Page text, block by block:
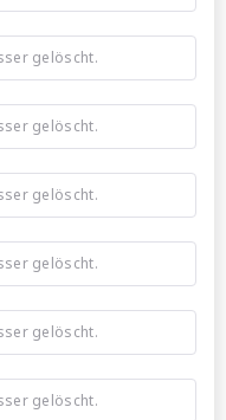
gelöscht.
gelöscht.
gelöscht.
gelöscht.
gelöscht.
gelöscht.